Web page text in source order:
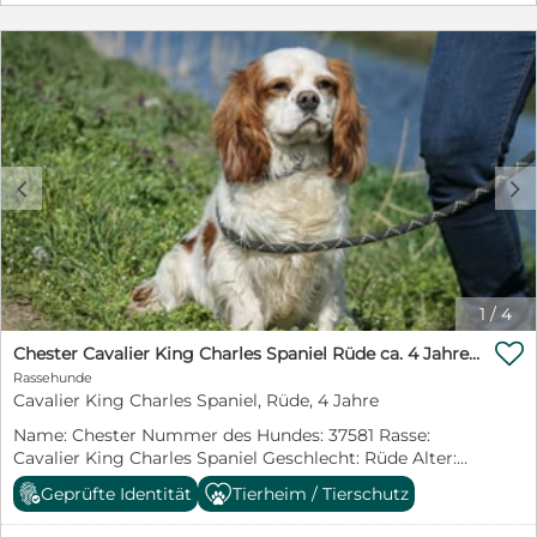
alleine bleiben, lebt aktuell mit einer Hündin zusammen
und kennt erste Grundkommandos. Dennoch muss er
noch einiges lernen und braucht liebevolle Führung.
Unsere Hündin mit der er zusammen lebt hat einen
ganz anderen Charakter und leidet zusätzlich an einer
chronischen Darmentzündung, weshalb sie viel Ruhe
braucht. Wir hatten gehofft, dass sie durch ihn mehr
Freude und Aktivität bekommt, aber im Alltag ist er für
sie eher zusätzlicher Stress. Er ist extrem kinderlieb &
absolut verkuschelt. Hier lebt er mit einem 7 jährigen
Kind und einem Baby 2 Monate alt zusammen! :) Nur in
verantwortungsbewusste Hände abzugeben.
1 / 4
c d
Chester Cavalier King Charles Spaniel Rüde ca. 4 Jahre alt in Ungarn
Rassehunde
Cavalier King Charles Spaniel, Rüde, 4 Jahre
Name: Chester Nummer des Hundes: 37581 Rasse:
Cavalier King Charles Spaniel Geschlecht: Rüde Alter:
ca. 4 Jahre Größe: ca. 30-35 cm Aufenthaltsort:
Tierheim Karcag Aufenthaltsland: Ungarn Darf reisen
nach: Deutschland, Schweiz Status: Sucht ein Zuhause

Geprüfte Identität Tierheim / Tierschutz